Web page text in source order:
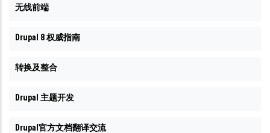
无线前端
Drupal 8 权威指南
转换及整合
Drupal 主题开发
Drupal官方文档翻译交流